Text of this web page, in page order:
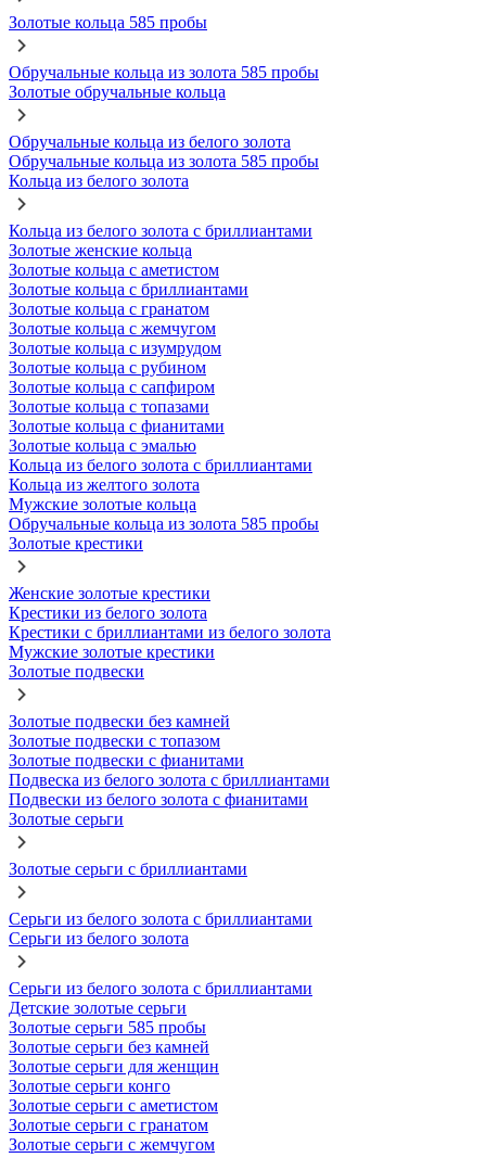
Золотые кольца 585 пробы
Обручальные кольца из золота 585 пробы
Золотые обручальные кольца
Обручальные кольца из белого золота
Обручальные кольца из золота 585 пробы
Кольца из белого золота
Кольца из белого золота с бриллиантами
Золотые женские кольца
Золотые кольца с аметистом
Золотые кольца с бриллиантами
Золотые кольца с гранатом
Золотые кольца с жемчугом
Золотые кольца с изумрудом
Золотые кольца с рубином
Золотые кольца с сапфиром
Золотые кольца с топазами
Золотые кольца с фианитами
Золотые кольца с эмалью
Кольца из белого золота с бриллиантами
Кольца из желтого золота
Мужские золотые кольца
Обручальные кольца из золота 585 пробы
Золотые крестики
Женские золотые крестики
Крестики из белого золота
Крестики с бриллиантами из белого золота
Мужские золотые крестики
Золотые подвески
Золотые подвески без камней
Золотые подвески с топазом
Золотые подвески с фианитами
Подвеска из белого золота с бриллиантами
Подвески из белого золота с фианитами
Золотые серьги
Золотые серьги с бриллиантами
Серьги из белого золота с бриллиантами
Серьги из белого золота
Серьги из белого золота с бриллиантами
Детские золотые серьги
Золотые серьги 585 пробы
Золотые серьги без камней
Золотые серьги для женщин
Золотые серьги конго
Золотые серьги с аметистом
Золотые серьги с гранатом
Золотые серьги с жемчугом